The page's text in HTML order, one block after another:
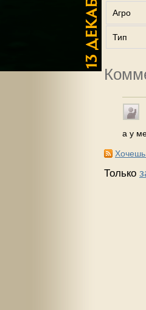
Агро
Тип
а у
Хочешь
Только